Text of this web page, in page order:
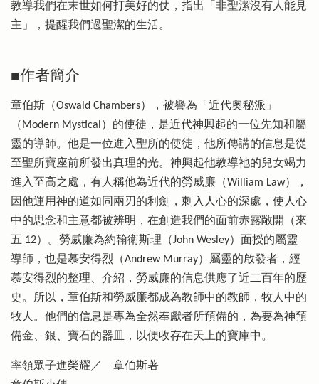
教導我們在末世如何打美好的仗，指出「非聖潔沒有人能見
主」，提醒我們過聖潔的生活。
■作者簡介
章伯斯（Oswald Chambers），被譽為「近代奧秘派」
（Modern Mystical）的使徒，是近代神興起的一位先知和屬
靈的導師。他是一位進入聖所的使徒，他所傳講的信息是從
至聖所寶座前所發出真理的光。神興起他教導祂的兒女竭力
進入至高之處，有人稱他為近代的勞威廉（William Law），
因他運用神的道如同兩刃的利劍，刺入人心的深處，使人心
中的思念和主意都被辨明，在創造我們的面前赤露敞開（來
五 12）。勞威廉為約翰衛斯理（John Wesley）面授的屬靈
導師，也是慕安得烈（Andrew Murray）屬靈的啟發者，經
慕安得烈的整理、介紹，勞威廉的信息供應了近二百年的歷
史。所以，章伯斯和勞威廉都成為教師中的教師，牧人中的
牧人。他們的信息是專為全然奉獻者所預備的，為要為神預
備金、銀、寶石的器皿，以便收存在天上的寶庫中。
率領眾子進榮耀／ 章伯斯著